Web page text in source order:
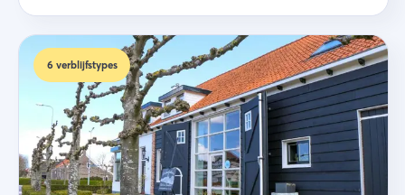
6 verblijfstypes